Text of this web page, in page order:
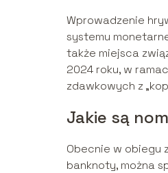
Wprowadzenie
systemu
także miejsca
2024 roku, w
zdawkowych z
Jakie są
Obecnie w obiegu
banknoty, można